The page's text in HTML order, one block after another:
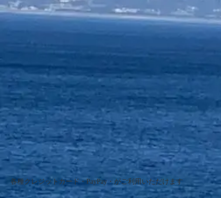
各種クレジットカード・PayPay・がご利用いただけます